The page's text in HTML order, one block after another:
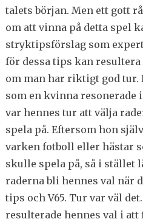
talets början. Men ett gott
om att vinna på detta spel
stryktipsförslag som
för dessa tips kan
om man har riktigt god tur.
som en kvinna
var hennes tur att välja
spela på. Eftersom hon
varken fotboll eller hästar
skulle spela på, så i stället
raderna bli hennes val när
tips och V65. Tur var väl
resulterade hennes val i